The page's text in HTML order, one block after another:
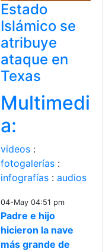
Estado
Islámico se
atribuye
ataque en
Texas
Multimedi
a:
videos :
fotogalerías :
infografías : audios
04-May 04:51 pm
Padre e hijo
hicieron la nave
más grande de